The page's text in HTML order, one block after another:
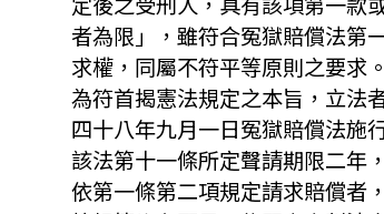
者為限」，雖符合冤獄賠償法第
求權，同屬不符平等原則之要求。
為符首揭憲法規定之本旨，立法
四十八年九月一日冤獄賠償法施
該法第十一條所定聲請期限二年
依第一條第二項規定請求賠償者